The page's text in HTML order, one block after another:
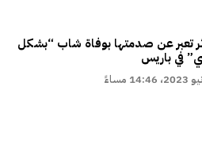
تعبر عن صدمتها بوفاة شاب “بشكل
في باريس